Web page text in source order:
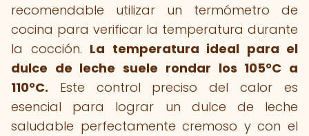
recomendable utilizar un termómetro de
cocina para verificar la temperatura durante
la cocción. La temperatura ideal para el
dulce de leche suele rondar los 105°C a
110°C. Este control preciso del calor es
esencial para lograr un dulce de leche
saludable perfectamente cremoso y con el